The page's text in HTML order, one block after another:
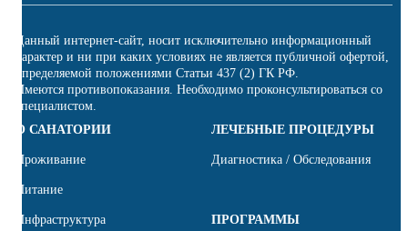
Данный интернет-сайт, носит исключительно информационный
характер и ни при каких условиях не является публичной офертой,
определяемой положениями Статьи 437 (2) ГК РФ.
Имеются противопоказания. Необходимо проконсультироваться со
специалистом.
О САНАТОРИИ
Проживание
Питание
Инфраструктура
ЛЕЧЕБНЫЕ ПРОЦЕДУРЫ
Диагностика / Обследования
ПРОГРАММЫ